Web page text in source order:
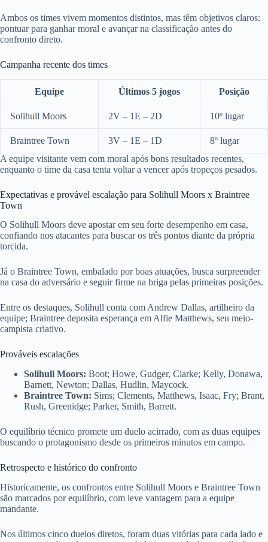
Ambos os times vivem momentos distintos, mas têm objetivos claros:
pontuar para ganhar moral e avançar na classificação antes do
confronto direto.
Campanha recente dos times
Equipe Últimos 5 jogos Posição
Solihull Moors 2V – 1E – 2D 10º lugar
Braintree Town 3V – 1E – 1D
8º lugar
A equipe visitante vem com moral após bons resultados recentes,
enquanto o time da casa tenta voltar a vencer após tropeços pesados.
Expectativas e provável escalação para Solihull Moors x Braintree
Town
O Solihull Moors deve apostar em seu forte desempenho em casa,
confiando nos atacantes para buscar os três pontos diante da própria
torcida.
Já o Braintree Town, embalado por boas atuações, busca surpreender
na casa do adversário e seguir firme na briga pelas primeiras posições.
Entre os destaques, Solihull conta com Andrew Dallas, artilheiro da
equipe; Braintree deposita esperança em Alfie Matthews, seu meio-
campista criativo.
Prováveis escalações
Solihull Moors: Boot; Howe, Gudger, Clarke; Kelly, Donawa,
Barnett, Newton; Dallas, Hudlin, Maycock.
Braintree Town: Sims; Clements, Matthews, Isaac, Fry; Brant,
Rush, Greenidge; Parker, Smith, Barrett.
O equilíbrio técnico promete um duelo acirrado, com as duas equipes
buscando o protagonismo desde os primeiros minutos em campo.
Retrospecto e histórico do confronto
Historicamente, os confrontos entre Solihull Moors e Braintree Town
são marcados por equilíbrio, com leve vantagem para a equipe
mandante.
Nos últimos cinco duelos diretos, foram duas vitórias para cada lado e